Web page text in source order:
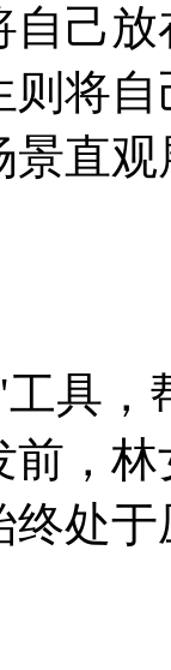
己
将
直
具，
，
处